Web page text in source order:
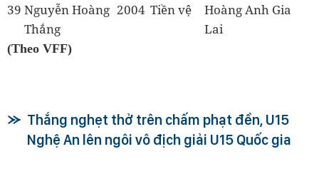
39 Nguyễn Hoàng
Thắng
2004 Tiền vệ
Hoàng Anh Gia
Lai
(Theo VFF)
Thắng nghẹt thở trên chấm phạt đền, U15
Nghệ An lên ngôi vô địch giải U15 Quốc gia